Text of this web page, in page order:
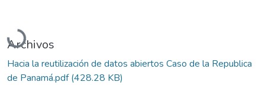
Cargando...
Archivos
Hacia la reutilización de datos abiertos Caso de la Republica
de Panamá.pdf(428.28 KB)